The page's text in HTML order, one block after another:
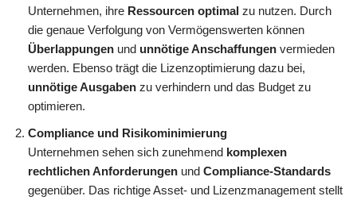
Unternehmen, ihre Ressourcen optimal zu nutzen. Durch
die genaue Verfolgung von Vermögenswerten können
Überlappungen und unnötige Anschaffungen vermieden
werden. Ebenso trägt die Lizenzoptimierung dazu bei,
unnötige Ausgaben zu verhindern und das Budget zu
optimieren.
Compliance und Risikominimierung
Unternehmen sehen sich zunehmend komplexen
rechtlichen Anforderungen und Compliance-Standards
gegenüber. Das richtige Asset- und Lizenzmanagement stellt